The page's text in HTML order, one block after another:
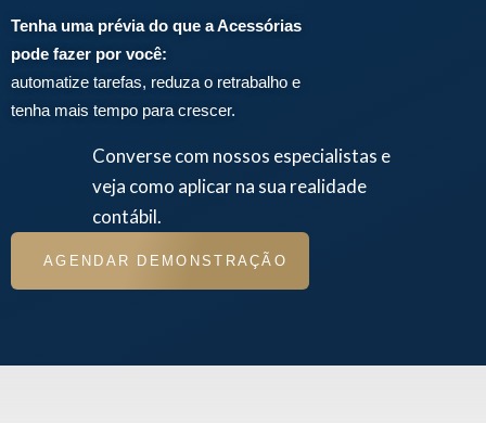
Tenha uma prévia do que a Acessórias
pode fazer por você:
automatize tarefas, reduza o retrabalho e
tenha mais tempo para crescer.
Converse com nossos especialistas e
veja como aplicar na sua realidade
contábil.
AGENDAR DEMONSTRAÇÃO